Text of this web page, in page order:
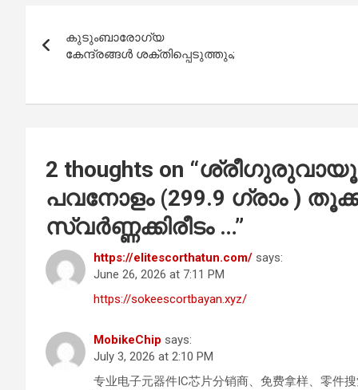
o
o
A
p
navigation
കുടുംബാരോഗ്യ
കേന്ദ്രങ്ങൾ ശക്തിപ്പെടുത്തും;
2 thoughts on “
പവനോളം (299.9 ഗ്രാം )
സ്വർണ്ണക്കിരീടം …”
https://elitescorthatun.com/ says:
June 26, 2026 at 7:11 PM
https://sokeescortbayan.xyz/
MobikeChip says:
July 3, 2026 at 2:10 PM
专业电子元器件IC芯片分销商、免费拿样、零件